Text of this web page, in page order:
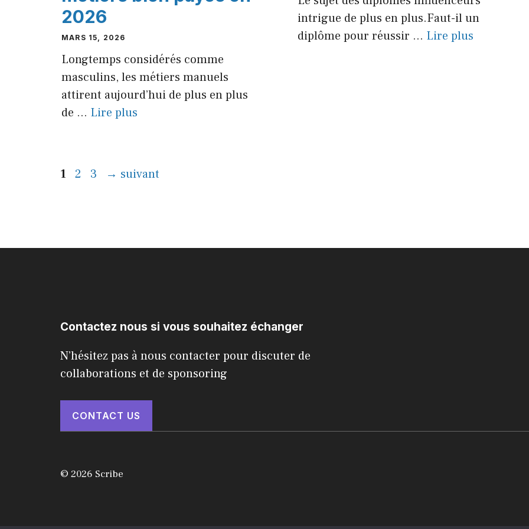
2026
MARS 15, 2026
Longtemps considérés comme
masculins, les métiers manuels
attirent aujourd’hui de plus en plus
de ... Lire plus
intrigue de plus en plus.Faut-il un
diplôme pour réussir ... Lire plus
Page
1 Page
2 Page
3 → suivant
Contactez nous si vous souhaitez échanger
N’hésitez pas à nous contacter pour discuter de
collaborations et de sponsoring
CONTACT US
© 2026 Scribe